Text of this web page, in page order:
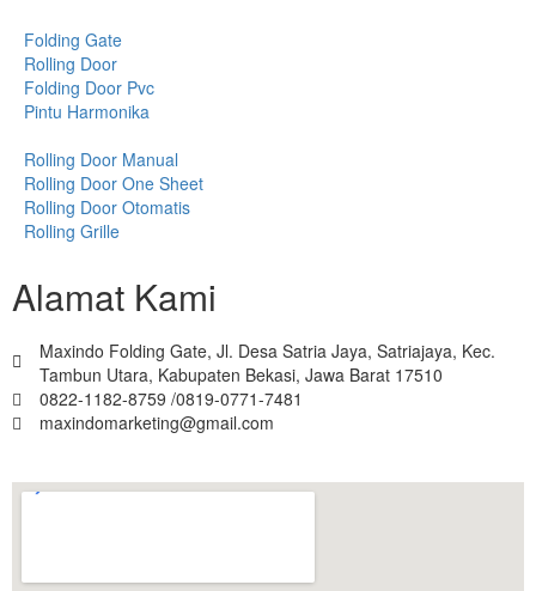
Folding Gate
Rolling Door
Folding Door Pvc
Pintu Harmonika
Rolling Door Manual
Rolling Door One Sheet
Rolling Door Otomatis
Rolling Grille
Alamat Kami
Maxindo Folding Gate, Jl. Desa Satria Jaya, Satriajaya, Kec.
Tambun Utara, Kabupaten Bekasi, Jawa Barat 17510
0822-1182-8759 /0819-0771-7481
maxindomarketing@gmail.com